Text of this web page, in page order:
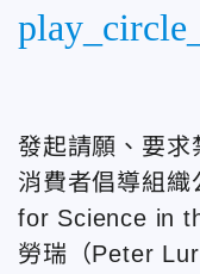
發起請願、要求
消費者倡導組
for Science in
勞瑞（Peter